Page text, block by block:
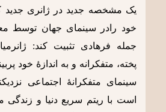
یک مشخصه جدید در ژانری
خود رادر سینمای جهان توسط
جمله فرهادی تثبیت کند:
پخته، متفکرانه و به اندازۀ خود
سینمای متفکرانۀ اجتماعی
است با ریتم سریع دنیا و